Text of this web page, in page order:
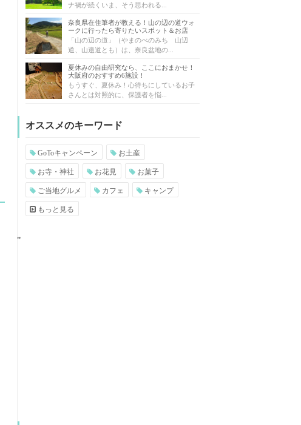
ナ禍が続くいま、そう思われる...
奈良県在住筆者が教える！山の辺の道ウォ
ークに行ったら寄りたいスポット＆お店
「山の辺の道」（やまのべのみち 山辺
道、山邉道とも）は、奈良盆地の...
夏休みの自由研究なら、ここにおまかせ！
大阪府のおすすめ6施設！
もうすぐ、夏休み！心待ちにしているお子
さんとは対照的に、保護者を悩...
オススメのキーワード
GoToキャンペーン お土産
お寺・神社 お花見 お菓子
ご当地グルメ カフェ キャンプ
もっと見る
"